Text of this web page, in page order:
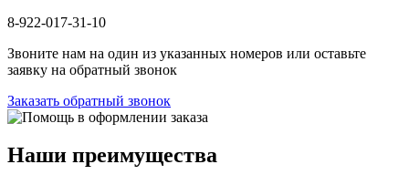
8-922-017-31-10
Звоните нам на один из указанных номеров или оставьте
заявку на обратный звонок
Заказать обратный звонок
Наши преимущества